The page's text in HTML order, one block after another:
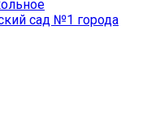
сад №1 города